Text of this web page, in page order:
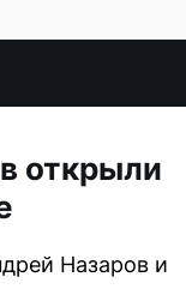
открыли
Назаров и